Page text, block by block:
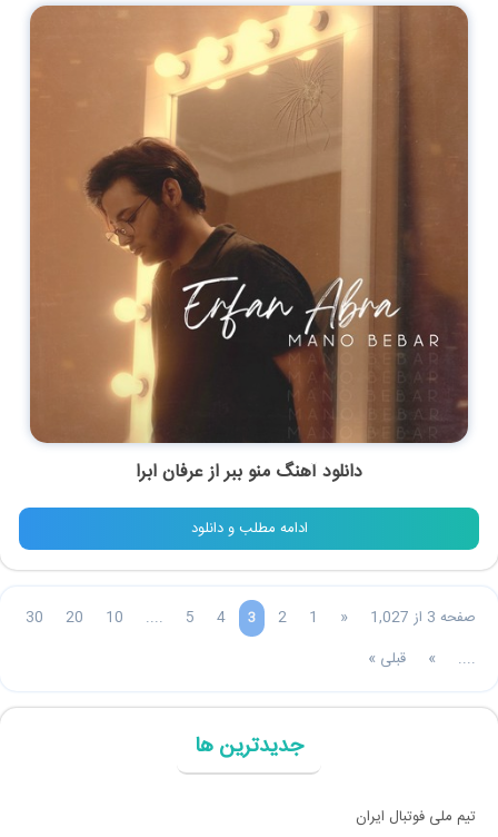
دانلود آهنگ منو ببر از عرفان ابرا
ادامه مطلب و دانلود
صفحه 3 از 1,027 «
1
2
3
4
5
....
10
20
30
....
» قبلی »
جدیدترین ها
تیم ملی فوتبال ایران